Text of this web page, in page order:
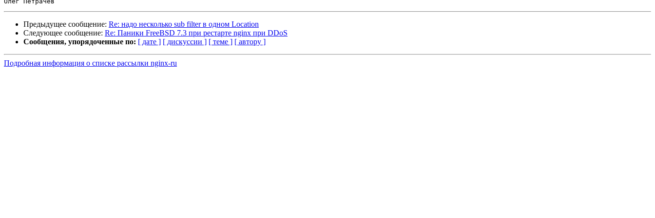
Предыдущее сообщение: Re: надо несколько sub filter в одном Location
Следующее сообщение: Re: Паники FreeBSD 7.3 при рестарте nginx при DDoS
Сообщения, упорядоченные по: [ дате ] [ дискуссии ] [ теме ] [ автору ]
Подробная информация о списке рассылки nginx-ru